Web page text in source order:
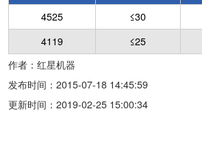
4525
≤30
4119
≤25
作者：红星机器
发布时间：2015-07-18 14:45:59
更新时间：2019-02-25 15:00:34